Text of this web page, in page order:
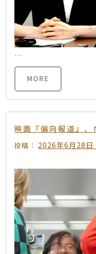
…
MORE
映画『偏向報道』、
投稿： 2026年6月28